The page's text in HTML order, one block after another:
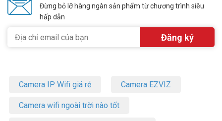
Đừng bỏ lỡ hàng ngàn sản phẩm từ chương trình siêu
hấp dẫn
Camera IP Wifi giá rẻ Camera EZVIZ
Camera wifi ngoài trời nào tốt